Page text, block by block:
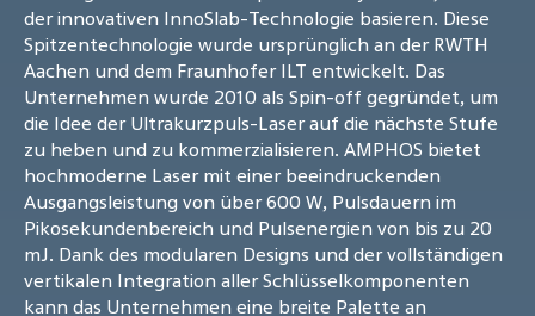
der innovativen InnoSlab-Technologie basieren. Diese
Spitzentechnologie wurde ursprünglich an der RWTH
Aachen und dem Fraunhofer ILT entwickelt. Das
Unternehmen wurde 2010 als Spin-off gegründet, um
die Idee der Ultrakurzpuls-Laser auf die nächste Stufe
zu heben und zu kommerzialisieren. AMPHOS bietet
hochmoderne Laser mit einer beeindruckenden
Ausgangsleistung von über 600 W, Pulsdauern im
Pikosekundenbereich und Pulsenergien von bis zu 20
mJ. Dank des modularen Designs und der vollständigen
vertikalen Integration aller Schlüsselkomponenten
kann das Unternehmen eine breite Palette an